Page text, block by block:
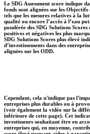
Le SDG Assessment score indique
fonds sont alignées sur les
tels que les mesures relatives à la
qualité ou encore l’accès à l’eau
pondérée des SDG Solutions
positives et négatives les plus
SDG Solutions Scores plus élevé
d’investissements dans des
alignées sur les ODD.
Cependant, cela n'indique pas
entreprises plus durables ou à
(voir également la vidéo sur la
inférieure de cette page). Cet
investisseurs souhaitant être en
entreprises qui, en moyenne,